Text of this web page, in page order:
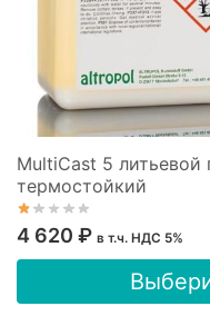
MultiCast 5 литьевой
термостойкий
4 620 ₽ в т.ч. НДС 5%
товар